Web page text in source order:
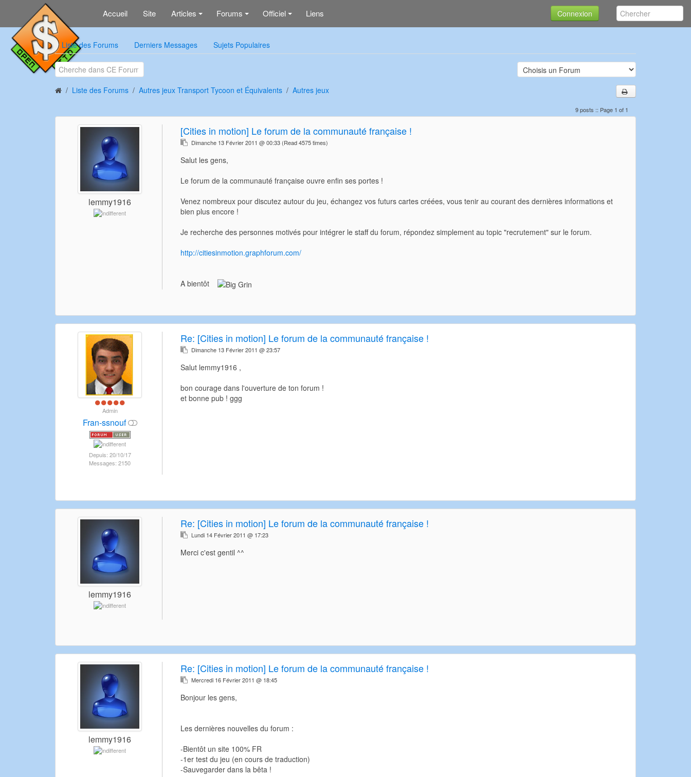
Accueil Site Articles Forums Officiel Liens Connexion
Liste des Forums Derniers Messages Sujets Populaires
Liste des Forums Autres jeux Transport Tycoon et Équivalents Autres jeux
9 posts :: Page 1 of 1
lemmy1916
[Cities in motion] Le forum de la communauté française !
Dimanche 13 Février 2011 @ 00:33(Read 4575 times)
Salut les gens,
Le forum de la communauté française ouvre enfin ses portes !
Venez nombreux pour discutez autour du jeu, échangez vos futurs cartes créées, vous tenir au courant des dernières informations et
bien plus encore !
Je recherche des personnes motivés pour intégrer le staff du forum, répondez simplement au topic "recrutement" sur le forum.
http://citiesinmotion.graphforum.com/
A bientôt
Admin
Fran-ssnouf
Depuis: 20/10/17
Messages: 2150
Re: [Cities in motion] Le forum de la communauté française !
Dimanche 13 Février 2011 @ 23:57
Salut lemmy1916 ,
bon courage dans l'ouverture de ton forum !
et bonne pub ! ggg
lemmy1916
Re: [Cities in motion] Le forum de la communauté française !
Lundi 14 Février 2011 @ 17:23
Merci c'est gentil ^^
lemmy1916
Re: [Cities in motion] Le forum de la communauté française !
Mercredi 16 Février 2011 @ 18:45
Bonjour les gens,
Les dernières nouvelles du forum :
-Bientôt un site 100% FR
-1er test du jeu (en cours de traduction)
-Sauvegarder dans la bêta !